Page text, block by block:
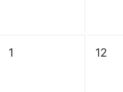
1 12